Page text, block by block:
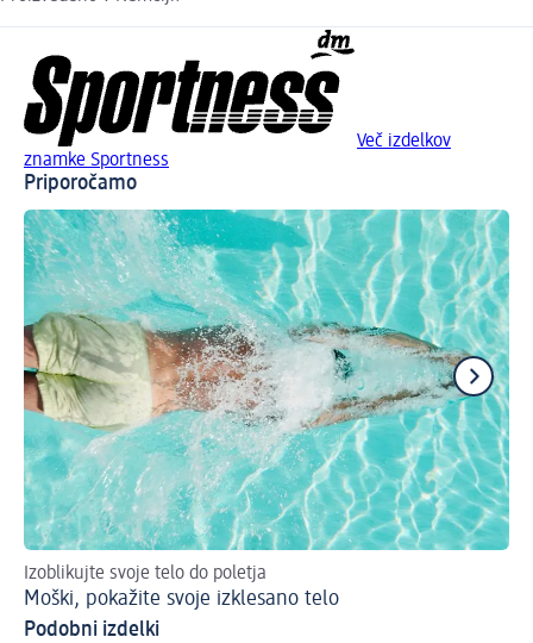
Več izdelkov
znamke Sportness
Priporočamo
Izoblikujte svoje telo do poletja
Moški, pokažite svoje izklesano telo
Podobni izdelki